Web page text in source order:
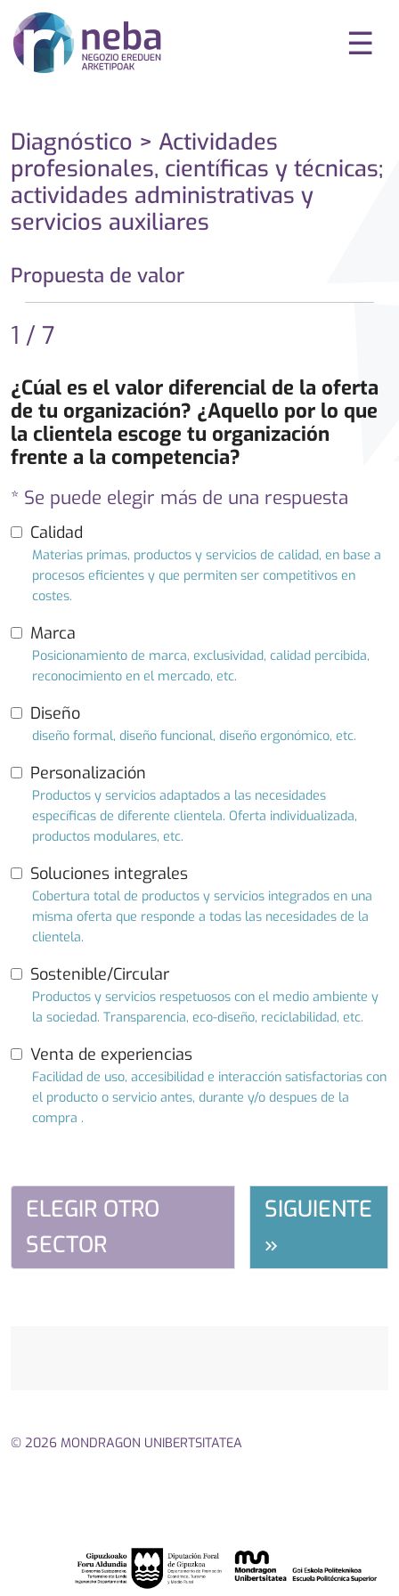
☰
Diagnóstico > Actividades
profesionales, científicas y técnicas;
actividades administrativas y
servicios auxiliares
Propuesta de valor
1 / 7
¿Cúal es el valor diferencial de la oferta
de tu organización? ¿Aquello por lo que
la clientela escoge tu organización
frente a la competencia?
* Se puede elegir más de una respuesta
Calidad
Materias primas, productos y servicios de calidad, en base a
procesos eficientes y que permiten ser competitivos en
costes.
Marca
Posicionamiento de marca, exclusividad, calidad percibida,
reconocimiento en el mercado, etc.
Diseño
diseño formal, diseño funcional, diseño ergonómico, etc.
Personalización
Productos y servicios adaptados a las necesidades
específicas de diferente clientela. Oferta individualizada,
productos modulares, etc.
Soluciones integrales
Cobertura total de productos y servicios integrados en una
misma oferta que responde a todas las necesidades de la
clientela.
Sostenible/Circular
Productos y servicios respetuosos con el medio ambiente y
la sociedad. Transparencia, eco-diseño, reciclabilidad, etc.
Venta de experiencias
Facilidad de uso, accesibilidad e interacción satisfactorias con
el producto o servicio antes, durante y/o despues de la
compra .
ELEGIR OTRO
SECTOR
SIGUIENTE
»
© 2026 MONDRAGON UNIBERTSITATEA